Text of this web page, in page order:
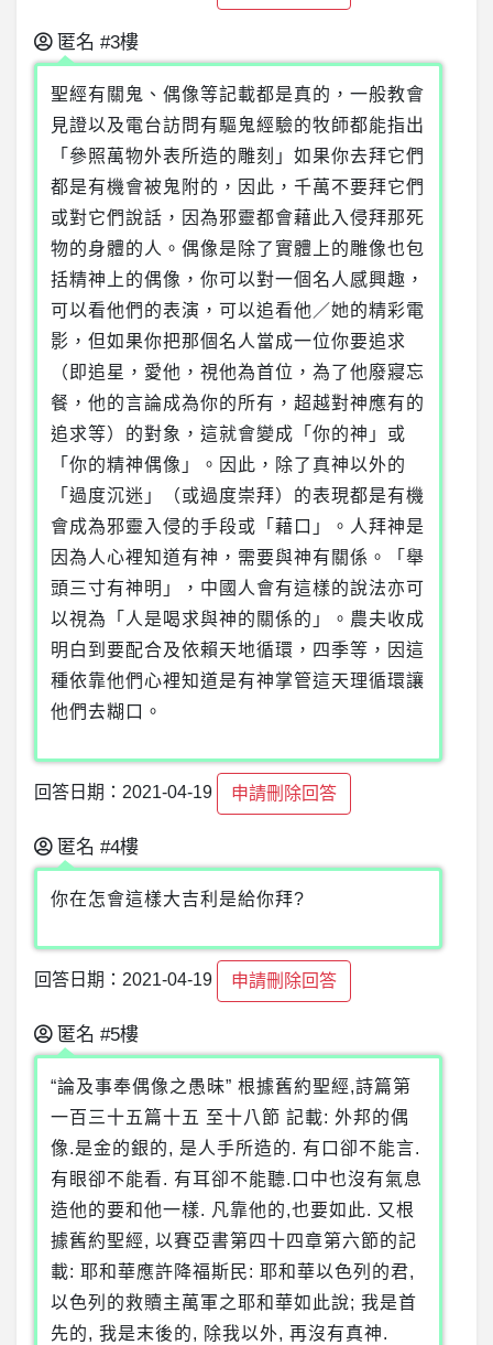
匿名 #3樓
聖經有關鬼、偶像等記載都是真的，一般教會
見證以及電台訪問有驅鬼經驗的牧師都能指出
「參照萬物外表所造的雕刻」如果你去拜它們
都是有機會被鬼附的，因此，千萬不要拜它們
或對它們說話，因為邪靈都會藉此入侵拜那死
物的身體的人。偶像是除了實體上的雕像也包
括精神上的偶像，你可以對一個名人感興趣，
可以看他們的表演，可以追看他／她的精彩電
影，但如果你把那個名人當成一位你要追求
（即追星，愛他，視他為首位，為了他廢寢忘
餐，他的言論成為你的所有，超越對神應有的
追求等）的對象，這就會變成「你的神」或
「你的精神偶像」。因此，除了真神以外的
「過度沉迷」（或過度崇拜）的表現都是有機
會成為邪靈入侵的手段或「藉口」。人拜神是
因為人心裡知道有神，需要與神有關係。「舉
頭三寸有神明」，中國人會有這樣的說法亦可
以視為「人是喝求與神的關係的」。農夫收成
明白到要配合及依賴天地循環，四季等，因這
種依靠他們心裡知道是有神掌管這天理循環讓
他們去糊口。
回答日期：2021-04-19 申請刪除回答
匿名 #4樓
你在怎會這樣大吉利是給你拜?
回答日期：2021-04-19 申請刪除回答
匿名 #5樓
“論及事奉偶像之愚昧” 根據舊約聖經,詩篇第
一百三十五篇十五 至十八節 記載: 外邦的偶
像.是金的銀的, 是人手所造的. 有口卻不能言.
有眼卻不能看. 有耳卻不能聽.口中也沒有氣息
造他的要和他一樣. 凡靠他的,也要如此. 又根
據舊約聖經, 以賽亞書第四十四章第六節的記
載: 耶和華應許降福斯民: 耶和華以色列的君,
以色列的救贖主萬軍之耶和華如此說; 我是首
先的, 我是末後的, 除我以外, 再沒有真神.